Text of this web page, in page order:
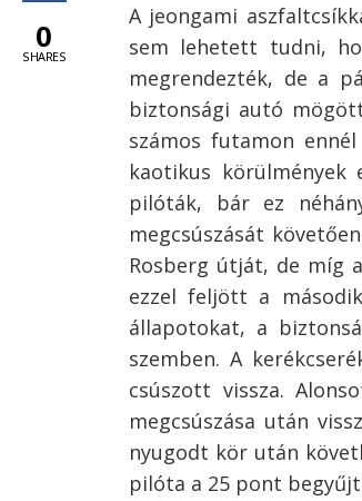
A jeongami
sem lehetett tudni,
megrendezték, de a
biztonsági autó
számos futamon
kaotikus
pilóták, bár ez
megcsúszását
Rosberg útját, de míg
ezzel feljött a
állapotokat, a
szemben. A
csúszott vissza.
megcsúszása után
nyugodt kör után
pilóta a 25 pont
0
SHARES